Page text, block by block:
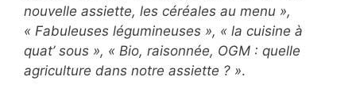
nouvelle assiette, les céréales au menu »,
« Fabuleuses légumineuses », « la cuisine à
quat’ sous », « Bio, raisonnée, OGM : quelle
agriculture dans notre assiette ? ».